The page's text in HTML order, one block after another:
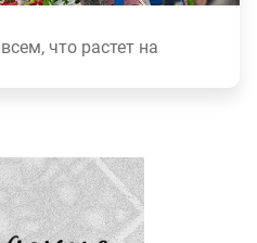
что растет на